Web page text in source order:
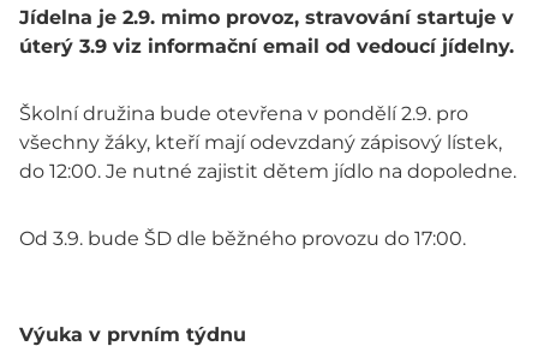
Jídelna je 2.9. mimo provoz, stravování startuje v
úterý 3.9 viz informační email od vedoucí jídelny.
Školní družina bude otevřena v pondělí 2.9. pro
všechny žáky, kteří mají odevzdaný zápisový lístek,
do 12:00. Je nutné zajistit dětem jídlo na dopoledne.
Od 3.9. bude ŠD dle běžného provozu do 17:00.
Výuka v prvním týdnu